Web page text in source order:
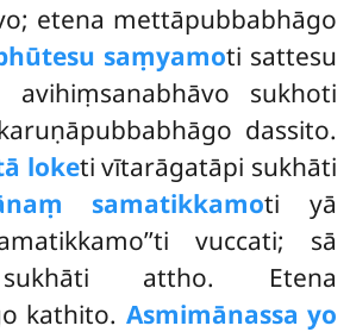
etena mettāpubbabhāgo
saṃyamoti sattesu
avihiṃsanabhāvo sukhoti
dassito.
loketi vītarāgatāpi sukhāti
samatikkamoti yā
vuccati; sā
attho. Etena
kathito. Asmimānassa yo